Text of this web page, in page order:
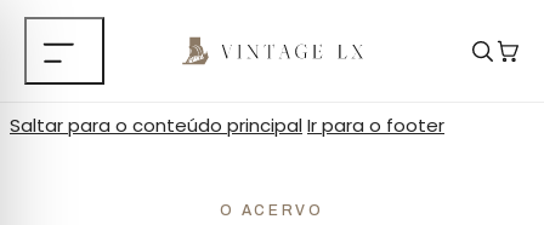
Saltar para o conteúdo principalIr para o footer
O ACERVO